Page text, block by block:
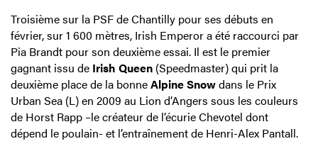
Troisième sur la PSF de Chantilly pour ses débuts en
février, sur 1 600 mètres, Irish Emperor a été raccourci par
Pia Brandt pour son deuxième essai. Il est le premier
gagnant issu de Irish Queen (Speedmaster) qui prit la
deuxième place de la bonneAlpine Snowdans le Prix
Urban Sea (L) en 2009 au Lion d’Angers sous les couleurs
de Horst Rapp –le créateur de l’écurie Chevotel dont
dépend le poulain- et l’entraînement de Henri-Alex Pantall.